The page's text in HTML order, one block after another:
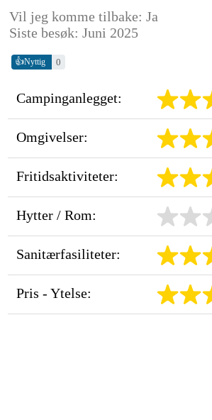
Vil jeg komme tilbake: Ja
Siste besøk: Juni 2025
👍Nyttig 0
Campinganlegget:
Omgivelser:
Fritidsaktiviteter:
Hytter / Rom:
Sanitærfasiliteter:
Pris - Ytelse: